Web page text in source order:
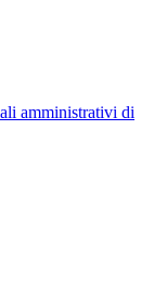
amministrativi di